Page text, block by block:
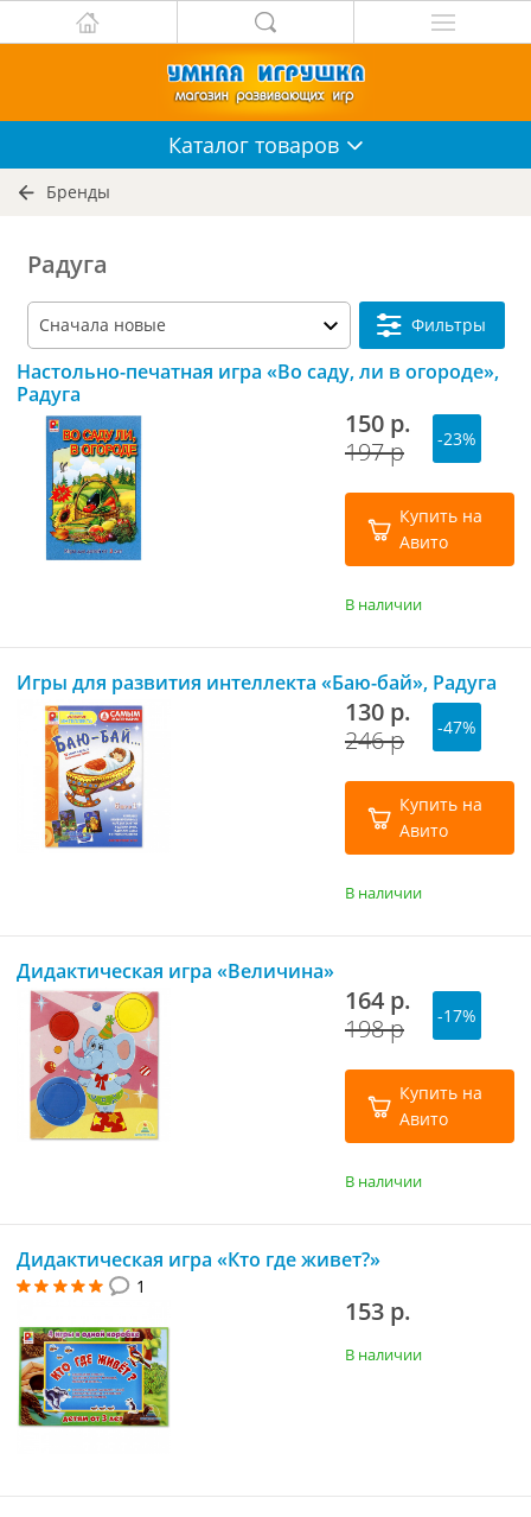
Каталог товаров
Бренды
Радуга
Фильтры
Настольно-печатная игра «Во саду, ли в огороде»,
Радуга
150 р.
197 р
-23%
Купить на
Авито
В наличии
Игры для развития интеллекта «Баю-бай», Радуга
130 р.
246 р
-47%
Купить на
Авито
В наличии
Дидактическая игра «Величина»
164 р.
198 р
-17%
Купить на
Авито
В наличии
Дидактическая игра «Кто где живет?»
1
153 р.
В наличии